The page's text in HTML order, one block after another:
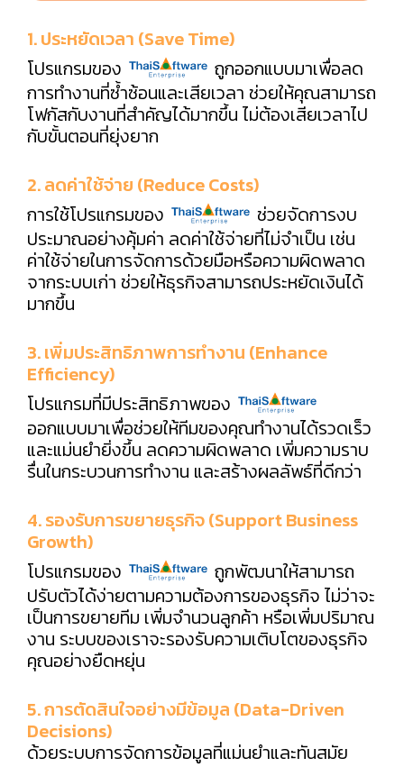
1. ประหยัดเวลา (Save Time)
โปรแกรมของ
ถูกออกแบบมาเพื่อลด
การทำงานที่ซ้ำซ้อนและเสียเวลา ช่วยให้คุณสามารถ
โฟกัสกับงานที่สำคัญได้มากขึ้น ไม่ต้องเสียเวลาไป
กับขั้นตอนที่ยุ่งยาก
2. ลดค่าใช้จ่าย (Reduce Costs)
การใช้โปรแกรมของ
ช่วยจัดการงบ
ประมาณอย่างคุ้มค่า ลดค่าใช้จ่ายที่ไม่จำเป็น เช่น
ค่าใช้จ่ายในการจัดการด้วยมือหรือความผิดพลาด
จากระบบเก่า ช่วยให้ธุรกิจสามารถประหยัดเงินได้
มากขึ้น
3. เพิ่มประสิทธิภาพการทำงาน (Enhance
Efficiency)
โปรแกรมที่มีประสิทธิภาพของ
ออกแบบมาเพื่อช่วยให้ทีมของคุณทำงานได้รวดเร็ว
และแม่นยำยิ่งขึ้น ลดความผิดพลาด เพิ่มความราบ
รื่นในกระบวนการทำงาน และสร้างผลลัพธ์ที่ดีกว่า
4. รองรับการขยายธุรกิจ (Support Business
Growth)
โปรแกรมของ
ถูกพัฒนาให้สามารถ
ปรับตัวได้ง่ายตามความต้องการของธุรกิจ ไม่ว่าจะ
เป็นการขยายทีม เพิ่มจำนวนลูกค้า หรือเพิ่มปริมาณ
งาน ระบบของเราจะรองรับความเติบโตของธุรกิจ
คุณอย่างยืดหยุ่น
5. การตัดสินใจอย่างมีข้อมูล (Data-Driven
Decisions)
ด้วยระบบการจัดการข้อมูลที่แม่นยำและทันสมัย